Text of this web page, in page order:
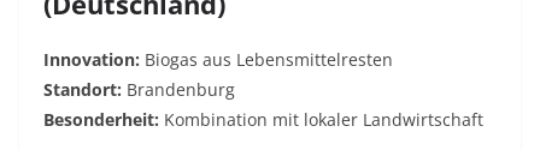
Innovation: Biogas aus Lebensmittelresten
Standort: Brandenburg
Besonderheit: Kombination mit lokaler Landwirtschaft